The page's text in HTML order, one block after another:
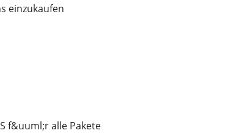
einzukaufen
f&uuml;r alle Pakete